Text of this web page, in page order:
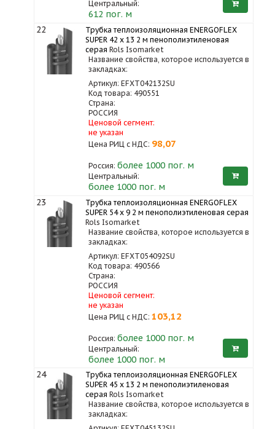
Центральный:
612 пог. м
22
Трубка теплоизоляционная ENERGOFLEX
SUPER 42 x 13 2 м пенополиэтиленовая
серая Rols Isomarket
Название свойства, которое используется в
закладках:
Артикул: EFXT042132SU
Код товара: 490551
Страна:
РОССИЯ
Ценовой сегмент:
не указан
Цена РИЦ с НДС: 98,07
Россия: более 1000 пог. м
Центральный:
более 1000 пог. м
23
Трубка теплоизоляционная ENERGOFLEX
SUPER 54 x 9 2 м пенополиэтиленовая серая
Rols Isomarket
Название свойства, которое используется в
закладках:
Артикул: EFXT054092SU
Код товара: 490566
Страна:
РОССИЯ
Ценовой сегмент:
не указан
Цена РИЦ с НДС: 103,12
Россия: более 1000 пог. м
Центральный:
более 1000 пог. м
24
Трубка теплоизоляционная ENERGOFLEX
SUPER 45 x 13 2 м пенополиэтиленовая
серая Rols Isomarket
Название свойства, которое используется в
закладках: